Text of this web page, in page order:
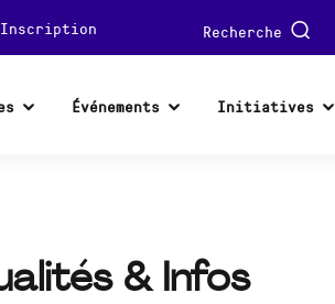
Inscription Recherche
Événements Initiatives
& Infos